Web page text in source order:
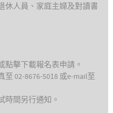
休人員、家庭主婦及對讀書
點擊下載報名表申請。
02-8676-5018 或e-mail至
時間另行通知。